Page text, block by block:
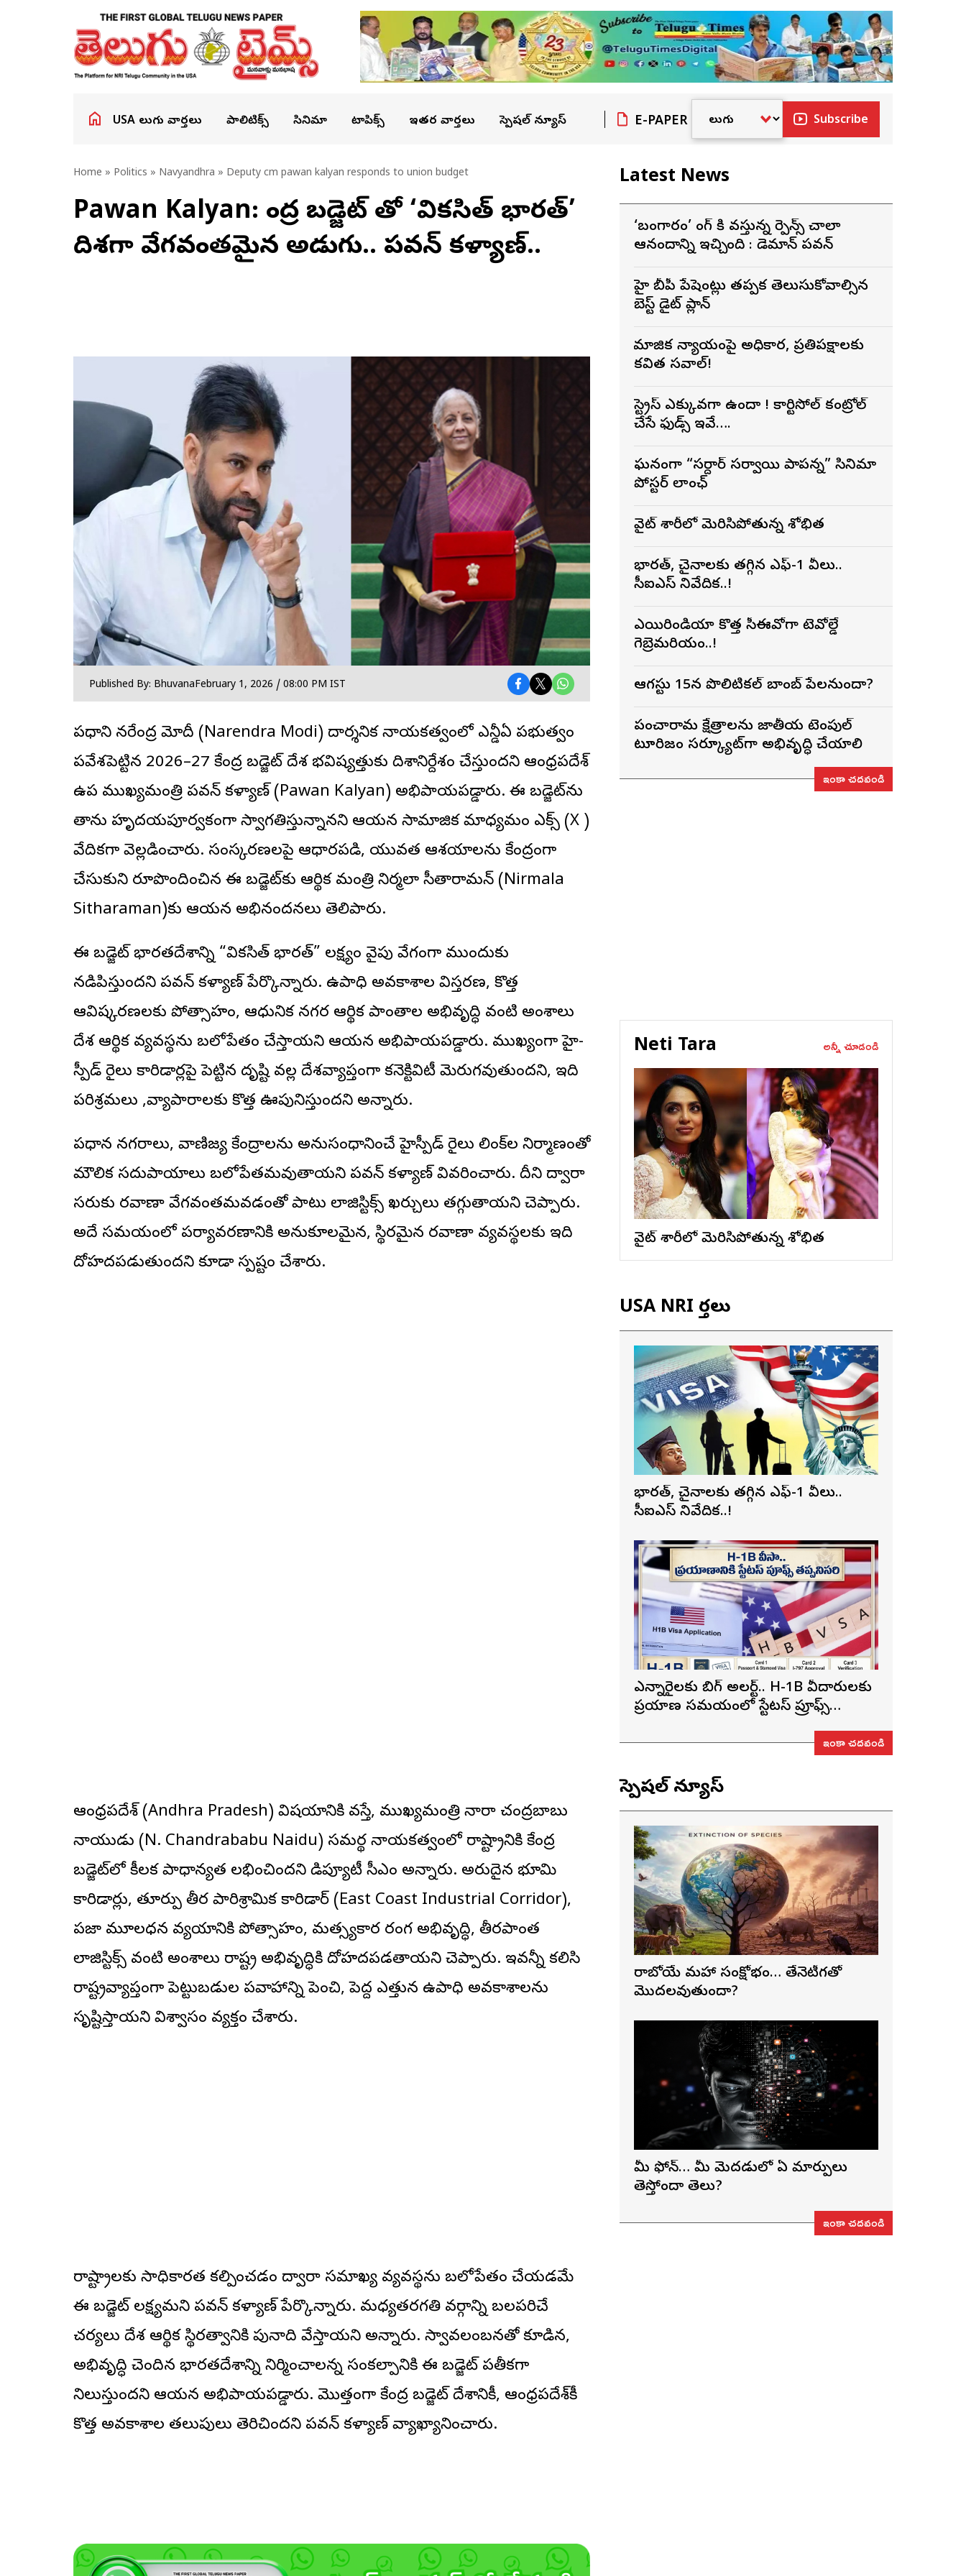
USA తెలుగు వార్తలు పాలిటిక్స్ సినిమా టాపిక్స్ ఇతర వార్తలు స్పెషల్ న్యూస్ E-PAPER Subscribe
Home » Politics » Navyandhra » Deputy cm pawan kalyan responds to union budget
Pawan Kalyan: కేంద్ర బడ్జెట్‌ తో ‘వికసిత్ భారత్’
దిశగా వేగవంతమైన అడుగు.. పవన్ కళ్యాణ్..
Published By: BhuvanaFebruary 1, 2026 / 08:00 PM IST
ప్రధాని నరేంద్ర మోదీ (Narendra Modi) దార్శనిక నాయకత్వంలో ఎన్డీఏ ప్రభుత్వం
ప్రవేశపెట్టిన 2026–27 కేంద్ర బడ్జెట్ దేశ భవిష్యత్తుకు దిశానిర్దేశం చేస్తుందని ఆంధ్రప్రదేశ్
ఉప ముఖ్యమంత్రి పవన్ కళ్యాణ్ (Pawan Kalyan) అభిప్రాయపడ్డారు. ఈ బడ్జెట్‌ను
తాను హృదయపూర్వకంగా స్వాగతిస్తున్నానని ఆయన సామాజిక మాధ్యమం ఎక్స్ (X )
వేదికగా వెల్లడించారు. సంస్కరణలపై ఆధారపడి, యువత ఆశయాలను కేంద్రంగా
చేసుకుని రూపొందించిన ఈ బడ్జెట్‌కు ఆర్థిక మంత్రి నిర్మలా సీతారామన్ (Nirmala
Sitharaman)కు ఆయన అభినందనలు తెలిపారు.
ఈ బడ్జెట్ భారతదేశాన్ని “వికసిత్ భారత్” లక్ష్యం వైపు వేగంగా ముందుకు
నడిపిస్తుందని పవన్ కళ్యాణ్ పేర్కొన్నారు. ఉపాధి అవకాశాల విస్తరణ, కొత్త
ఆవిష్కరణలకు ప్రోత్సాహం, ఆధునిక నగర ఆర్థిక ప్రాంతాల అభివృద్ధి వంటి అంశాలు
దేశ ఆర్థిక వ్యవస్థను బలోపేతం చేస్తాయని ఆయన అభిప్రాయపడ్డారు. ముఖ్యంగా హై-
స్పీడ్ రైలు కారిడార్లపై పెట్టిన దృష్టి వల్ల దేశవ్యాప్తంగా కనెక్టివిటీ మెరుగవుతుందని, ఇది
పరిశ్రమలు ,వ్యాపారాలకు కొత్త ఊపునిస్తుందని అన్నారు.
ప్రధాన నగరాలు, వాణిజ్య కేంద్రాలను అనుసంధానించే హైస్పీడ్ రైలు లింక్‌ల నిర్మాణంతో
మౌలిక సదుపాయాలు బలోపేతమవుతాయని పవన్ కళ్యాణ్ వివరించారు. దీని ద్వారా
సరుకు రవాణా వేగవంతమవడంతో పాటు లాజిస్టిక్స్ ఖర్చులు తగ్గుతాయని చెప్పారు.
అదే సమయంలో పర్యావరణానికి అనుకూలమైన, స్థిరమైన రవాణా వ్యవస్థలకు ఇది
దోహదపడుతుందని కూడా స్పష్టం చేశారు.
ఆంధ్రప్రదేశ్ (Andhra Pradesh) విషయానికి వస్తే, ముఖ్యమంత్రి నారా చంద్రబాబు
నాయుడు (N. Chandrababu Naidu) సమర్థ నాయకత్వంలో రాష్ట్రానికి కేంద్ర
బడ్జెట్‌లో కీలక ప్రాధాన్యత లభించిందని డిప్యూటీ సీఎం అన్నారు. అరుదైన భూమి
కారిడార్లు, తూర్పు తీర పారిశ్రామిక కారిడార్ (East Coast Industrial Corridor),
ప్రజా మూలధన వ్యయానికి ప్రోత్సాహం, మత్స్యకార రంగ అభివృద్ధి, తీరప్రాంత
లాజిస్టిక్స్ వంటి అంశాలు రాష్ట్ర అభివృద్ధికి దోహదపడతాయని చెప్పారు. ఇవన్నీ కలిసి
రాష్ట్రవ్యాప్తంగా పెట్టుబడుల ప్రవాహాన్ని పెంచి, పెద్ద ఎత్తున ఉపాధి అవకాశాలను
సృష్టిస్తాయని విశ్వాసం వ్యక్తం చేశారు.
రాష్ట్రాలకు సాధికారత కల్పించడం ద్వారా సమాఖ్య వ్యవస్థను బలోపేతం చేయడమే
ఈ బడ్జెట్ లక్ష్యమని పవన్ కళ్యాణ్ పేర్కొన్నారు. మధ్యతరగతి వర్గాన్ని బలపరిచే
చర్యలు దేశ ఆర్థిక స్థిరత్వానికి పునాది వేస్తాయని అన్నారు. స్వావలంబనతో కూడిన,
అభివృద్ధి చెందిన భారతదేశాన్ని నిర్మించాలన్న సంకల్పానికి ఈ బడ్జెట్ ప్రతీకగా
నిలుస్తుందని ఆయన అభిప్రాయపడ్డారు. మొత్తంగా కేంద్ర బడ్జెట్ దేశానికీ, ఆంధ్రప్రదేశ్‌కీ
కొత్త అవకాశాల తలుపులు తెరిచిందని పవన్ కళ్యాణ్ వ్యాఖ్యానించారు.
Latest News
‘బంగారం’ సాంగ్ కి వస్తున్న రెస్పాన్స్ చాలా
ఆనందాన్ని ఇచ్చింది : డెమాన్ పవన్
హై బీపీ పేషెంట్లు తప్పక తెలుసుకోవాల్సిన
బెస్ట్ డైట్ ప్లాన్
సామాజిక న్యాయంపై అధికార, ప్రతిపక్షాలకు
కవిత సవాల్!
స్ట్రెస్ ఎక్కువగా ఉందా ! కార్టిసోల్ కంట్రోల్
చేసే ఫుడ్స్ ఇవే….
ఘనంగా “సర్దార్ సర్వాయి పాపన్న” సినిమా
పోస్టర్ లాంఛ్
వైట్ శారీలో మెరిసిపోతున్న శోభిత
భారత్, చైనాలకు తగ్గిన ఎఫ్-1 వీసాలు..
సీఐఎస్ నివేదిక..!
ఎయిరిండియా కొత్త సీఈవోగా టెవోల్డే
గెబ్రెమరియం..!
ఆగస్టు 15న పొలిటికల్ బాంబ్ పేలనుందా?
పంచారామ క్షేత్రాలను జాతీయ టెంపుల్
టూరిజం సర్క్యూట్‌గా అభివృద్ధి చేయాలి
ఇంకా చదవండి
Neti Tara అన్నీ చూడండి
వైట్ శారీలో మెరిసిపోతున్న శోభిత
USA NRI వార్తలు
భారత్, చైనాలకు తగ్గిన ఎఫ్-1 వీసాలు..
సీఐఎస్ నివేదిక..!
ఎన్నారైలకు బిగ్ అలర్ట్.. H-1B వీసాదారులకు
ప్రయాణ సమయంలో స్టేటస్ ప్రూఫ్స్
ఇంకా చదవండి
స్పెషల్ న్యూస్
రాబోయే మహా సంక్షోభం… తేనెటీగతో
మొదలవుతుందా?
మీ ఫోన్… మీ మెదడులో ఏ మార్పులు
తెస్తోందా తెలుసా?
ఇంకా చదవండి